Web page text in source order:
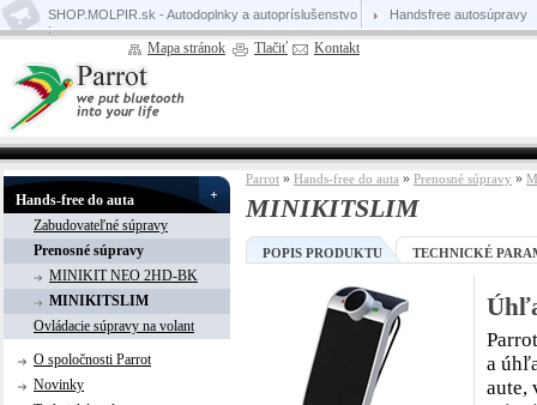
SHOP.MOLPIR.sk - Autodoplnky a autopríslušenstvo
:
Handsfree autosúpravy
Mapa stránok Tlačiť Kontakt
Hands-free do auta
Zabudovateľné súpravy
Prenosné súpravy
MINIKIT NEO 2HD-BK
MINIKITSLIM
Ovládacie súpravy na volant
O spoločnosti Parrot
Novinky
Parrot » Hands-free do auta » Prenosné súpravy »
MINIKITSLIM
POPIS PRODUKTU TECHNICKÉ
a
aute,